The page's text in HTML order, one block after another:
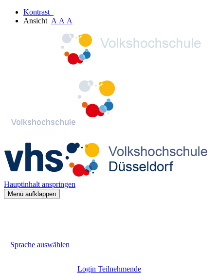
Kontrast
Ansicht A A A
Hauptinhalt anspringen
Menü aufklappen
Sprache auswählen
Login Teilnehmende